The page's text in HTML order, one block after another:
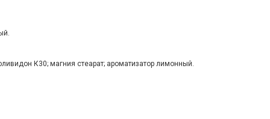
К30; магния стеарат; ароматизатор лимонный.